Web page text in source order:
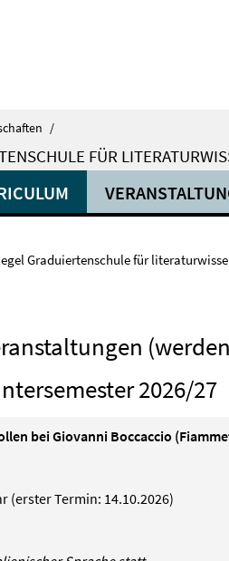
/
FÜR
Graduiertenschule für
2026/27
bei Giovanni Boccaccio
(erster Termin: 14.10.2026)